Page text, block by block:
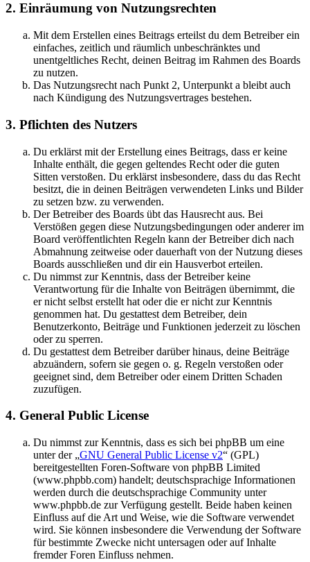
2. Einräumung von Nutzungsrechten
Mit dem Erstellen eines Beitrags erteilst du dem Betreiber ein
einfaches, zeitlich und räumlich unbeschränktes und
unentgeltliches Recht, deinen Beitrag im Rahmen des Boards
zu nutzen.
Das Nutzungsrecht nach Punkt 2, Unterpunkt a bleibt auch
nach Kündigung des Nutzungsvertrages bestehen.
3. Pflichten des Nutzers
Du erklärst mit der Erstellung eines Beitrags, dass er keine
Inhalte enthält, die gegen geltendes Recht oder die guten
Sitten verstoßen. Du erklärst insbesondere, dass du das Recht
besitzt, die in deinen Beiträgen verwendeten Links und Bilder
zu setzen bzw. zu verwenden.
Der Betreiber des Boards übt das Hausrecht aus. Bei
Verstößen gegen diese Nutzungsbedingungen oder anderer im
Board veröffentlichten Regeln kann der Betreiber dich nach
Abmahnung zeitweise oder dauerhaft von der Nutzung dieses
Boards ausschließen und dir ein Hausverbot erteilen.
Du nimmst zur Kenntnis, dass der Betreiber keine
Verantwortung für die Inhalte von Beiträgen übernimmt, die
er nicht selbst erstellt hat oder die er nicht zur Kenntnis
genommen hat. Du gestattest dem Betreiber, dein
Benutzerkonto, Beiträge und Funktionen jederzeit zu löschen
oder zu sperren.
Du gestattest dem Betreiber darüber hinaus, deine Beiträge
abzuändern, sofern sie gegen o. g. Regeln verstoßen oder
geeignet sind, dem Betreiber oder einem Dritten Schaden
zuzufügen.
4. General Public License
Du nimmst zur Kenntnis, dass es sich bei phpBB um eine
unter der „GNU General Public License v2“ (GPL)
bereitgestellten Foren-Software von phpBB Limited
(www.phpbb.com) handelt; deutschsprachige Informationen
werden durch die deutschsprachige Community unter
www.phpbb.de zur Verfügung gestellt. Beide haben keinen
Einfluss auf die Art und Weise, wie die Software verwendet
wird. Sie können insbesondere die Verwendung der Software
für bestimmte Zwecke nicht untersagen oder auf Inhalte
fremder Foren Einfluss nehmen.